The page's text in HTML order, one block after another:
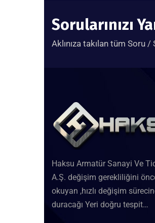
Sorularınızı
Aklınıza takılan tüm Soru
Haksu Armatür Sanayi Ve
A.Ş. değişim gerekliliğini
okuyan ,hızlı değişim
duracağı Yeri doğru tespit…